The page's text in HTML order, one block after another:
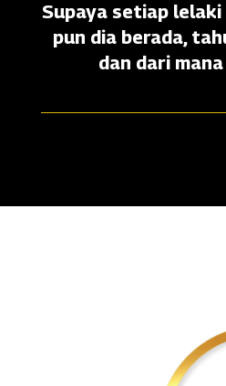
Supaya setiap lelaki
pun dia berada,
dan dari